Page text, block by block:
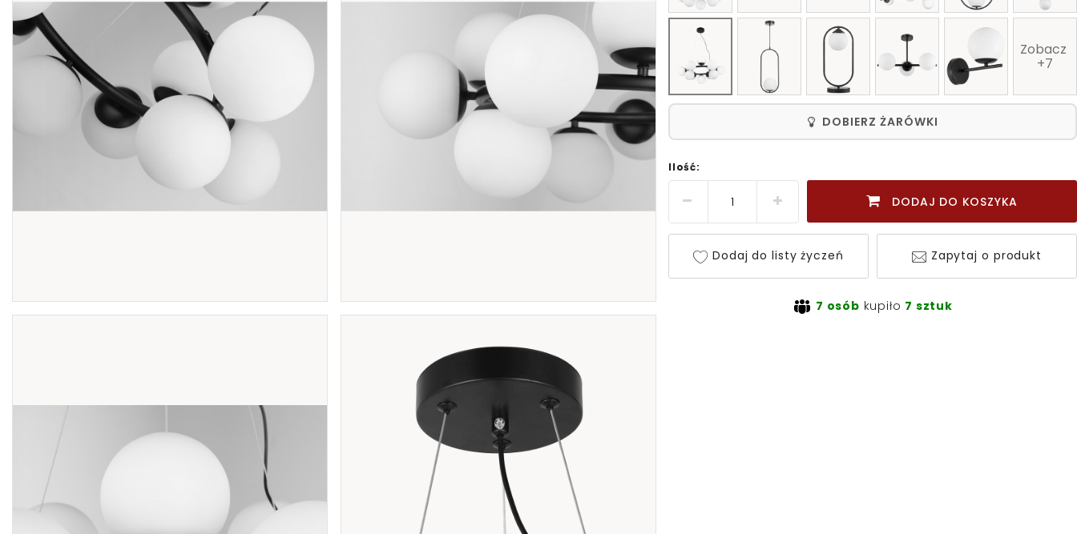
Zobacz
+7
DOBIERZ ŻARÓWKI
Ilość:
DODAJ DO KOSZYKA
Dodaj do listy życzeń Zapytaj o produkt
7 osób kupiło 7 sztuk